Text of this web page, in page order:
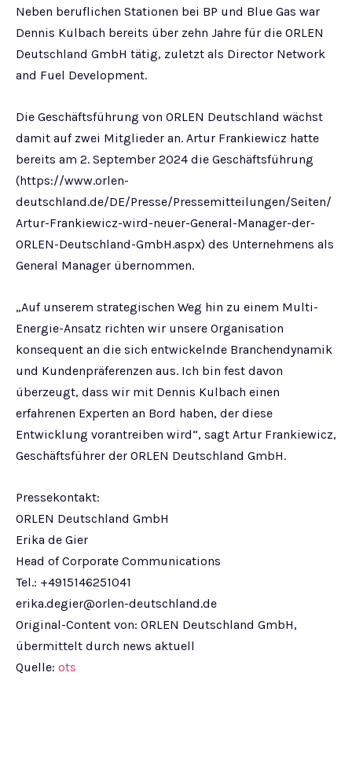
Neben beruflichen Stationen bei BP und Blue Gas war
Dennis Kulbach bereits über zehn Jahre für die ORLEN
Deutschland GmbH tätig, zuletzt als Director Network
and Fuel Development.
Die Geschäftsführung von ORLEN Deutschland wächst
damit auf zwei Mitglieder an. Artur Frankiewicz hatte
bereits am 2. September 2024 die Geschäftsführung
(https://www.orlen-
deutschland.de/DE/Presse/Pressemitteilungen/Seiten/
Artur-Frankiewicz-wird-neuer-General-Manager-der-
ORLEN-Deutschland-GmbH.aspx) des Unternehmens als
General Manager übernommen.
„Auf unserem strategischen Weg hin zu einem Multi-
Energie-Ansatz richten wir unsere Organisation
konsequent an die sich entwickelnde Branchendynamik
und Kundenpräferenzen aus. Ich bin fest davon
überzeugt, dass wir mit Dennis Kulbach einen
erfahrenen Experten an Bord haben, der diese
Entwicklung vorantreiben wird“, sagt Artur Frankiewicz,
Geschäftsführer der ORLEN Deutschland GmbH.
Pressekontakt:
ORLEN Deutschland GmbH
Erika de Gier
Head of Corporate Communications
Tel.: +4915146251041
erika.degier@orlen-deutschland.de
Original-Content von: ORLEN Deutschland GmbH,
übermittelt durch news aktuell
Quelle: ots